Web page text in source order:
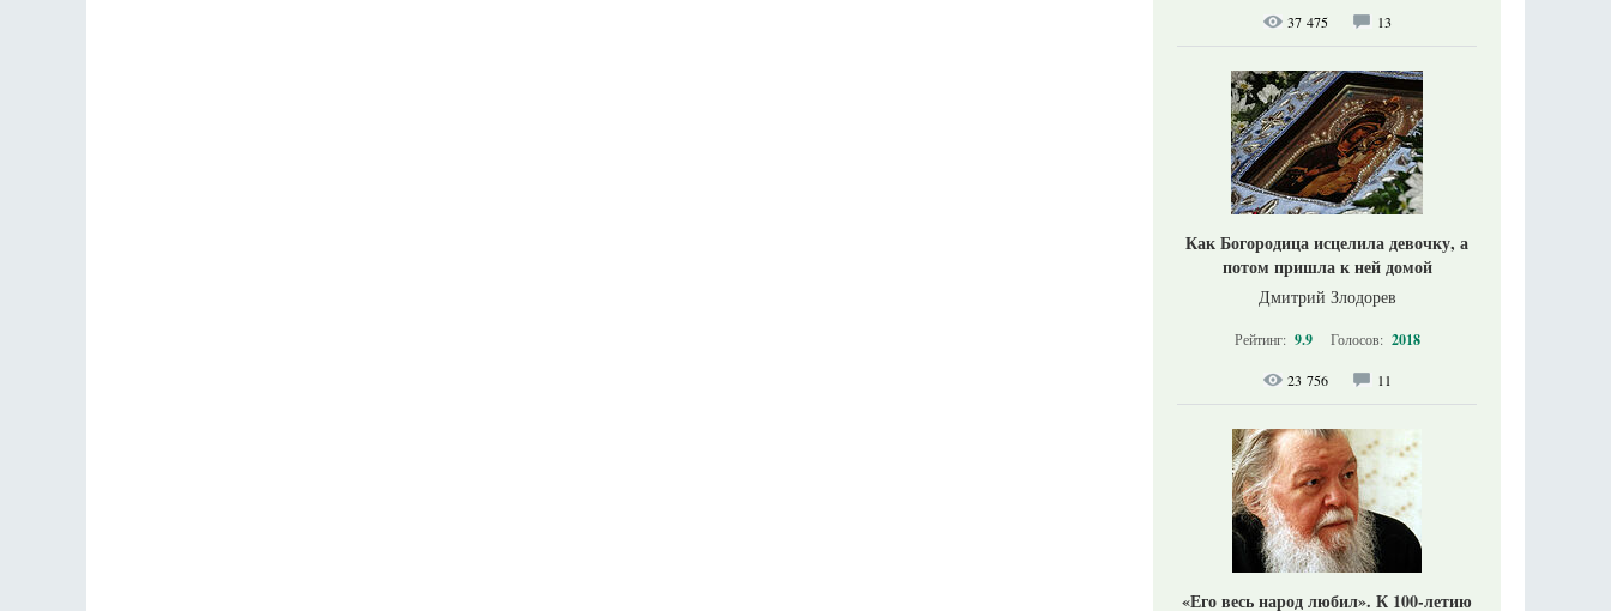
37 475 13
Как Богородица исцелила девочку, а
потом пришла к ней домой
Дмитрий Злодорев
Рейтинг: 9.9 Голосов: 2018
23 756 11
«Его весь народ любил». К 100-летию